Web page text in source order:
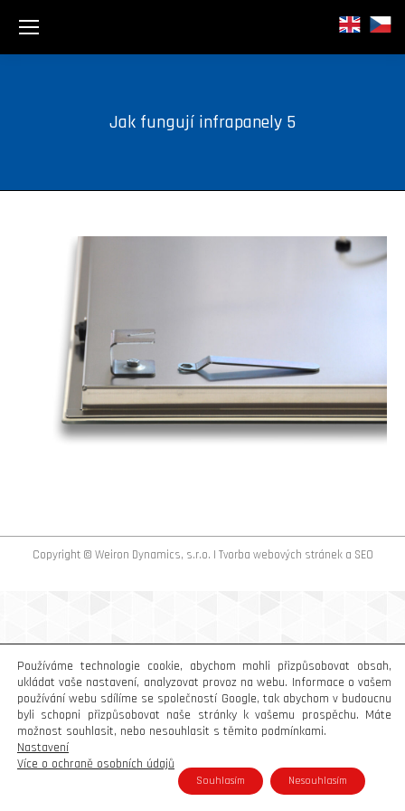
Jak fungují infrapanely 5
Copyright © Weiron Dynamics, s.r.o. | Tvorba webových stráneka SEO
Používáme technologie cookie, abychom mohli přizpůsobovat obsah,
ukládat vaše nastavení, analyzovat provoz na webu. Informace o vašem
používání webu sdílíme se společností Google, tak abychom v budoucnu
byli schopni přizpůsobovat naše stránky k vašemu prospěchu. Máte
možnost souhlasit, nebo nesouhlasit s těmito podmínkami.
Nastavení
Více o ochraně osobních údajů
Souhlasím Nesouhlasím